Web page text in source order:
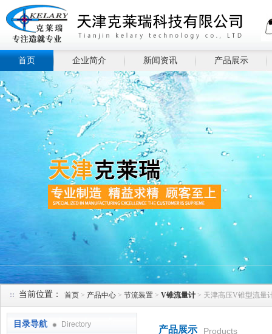
首页 企业简介 新闻资讯 产品展示
当前位置： 首页 > 产品中心 > 节流装置 > V锥流量计 > 天津高压V锥型流量
目录导航 Directory 产品展示 Products